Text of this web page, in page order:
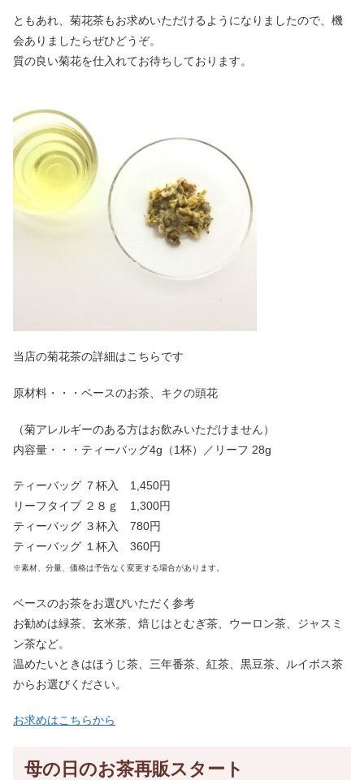
ともあれ、菊花茶もお求めいただけるようになりましたので、機
会ありましたらぜひどうぞ。
質の良い菊花を仕入れてお待ちしております。
当店の菊花茶の詳細はこちらです
原材料・・・ベースのお茶、キクの頭花
（菊アレルギーのある方はお飲みいただけません）
内容量・・・ティーバッグ4g（1杯）／リーフ 28g
ティーバッグ ７杯入 1,450円
リーフタイプ ２８ｇ 1,300円
ティーバッグ ３杯入 780円
ティーバッグ １杯入 360円
※素材、分量、価格は予告なく変更する場合があります。
ベースのお茶をお選びいただく参考
お勧めは緑茶、玄米茶、焙じはとむぎ茶、ウーロン茶、ジャスミ
ン茶など。
温めたいときはほうじ茶、三年番茶、紅茶、黒豆茶、ルイボス茶
からお選びください。
お求めはこちらから
母の日のお茶再販スタート